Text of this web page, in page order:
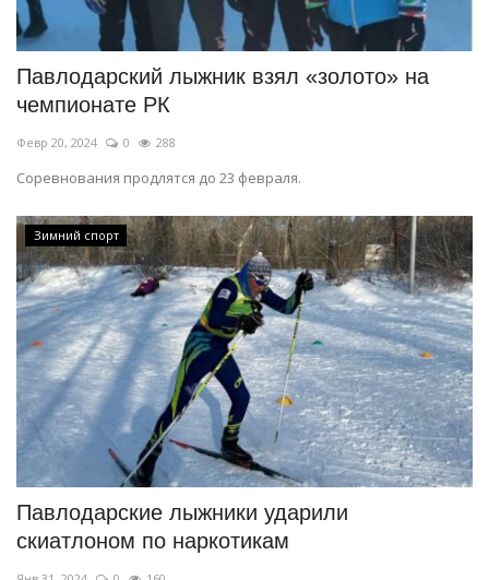
Павлодарский лыжник взял «золото» на
чемпионате РК
Февр 20, 2024 0 288
Соревнования продлятся до 23 февраля.
Зимний спорт
Павлодарские лыжники ударили
скиатлоном по наркотикам